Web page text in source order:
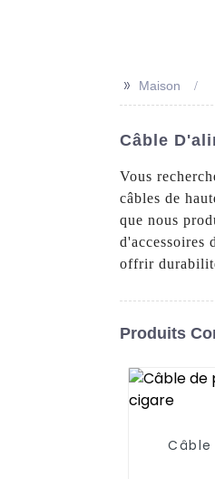
>> Maison
Câble
Vous
câbles de
que nous
d'accessoires
offrir
Produits
Câble